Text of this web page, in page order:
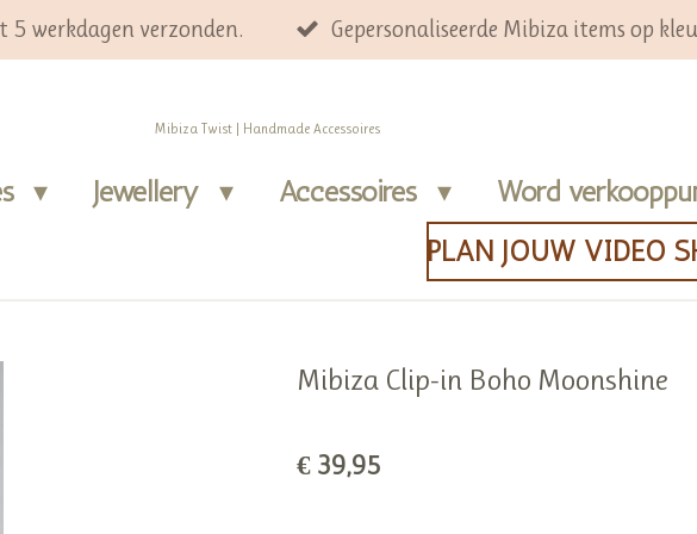
werkdagen verzonden. Gepersonaliseerde Mibiza items op
Mibiza Twist | Handmade Accessoires
Jewellery Accessoires Word
PLAN JOUW VIDEO
Mibiza Clip-in Boho Moonshine
€ 39,95